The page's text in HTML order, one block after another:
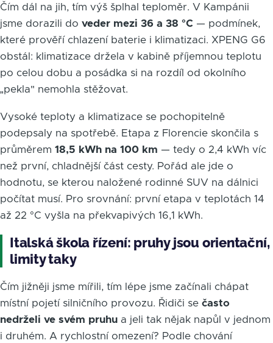
Čím dál na jih, tím výš šplhal teploměr. V Kampánii
jsme dorazili do veder mezi 36 a 38 °C — podmínek,
které prověří chlazení baterie i klimatizaci. XPENG G6
obstál: klimatizace držela v kabině příjemnou teplotu
po celou dobu a posádka si na rozdíl od okolního
„pekla" nemohla stěžovat.
Vysoké teploty a klimatizace se pochopitelně
podepsaly na spotřebě. Etapa z Florencie skončila s
průměrem 18,5 kWh na 100 km — tedy o 2,4 kWh víc
než první, chladnější část cesty. Pořád ale jde o
hodnotu, se kterou naložené rodinné SUV na dálnici
počítat musí. Pro srovnání: první etapa v teplotách 14
až 22 °C vyšla na překvapivých 16,1 kWh.
Italská škola řízení: pruhy jsou orientační,
limity taky
Čím jižněji jsme mířili, tím lépe jsme začínali chápat
místní pojetí silničního provozu. Řidiči se často
nedrželi ve svém pruhu a jeli tak nějak napůl v jednom
i druhém. A rychlostní omezení? Podle chování